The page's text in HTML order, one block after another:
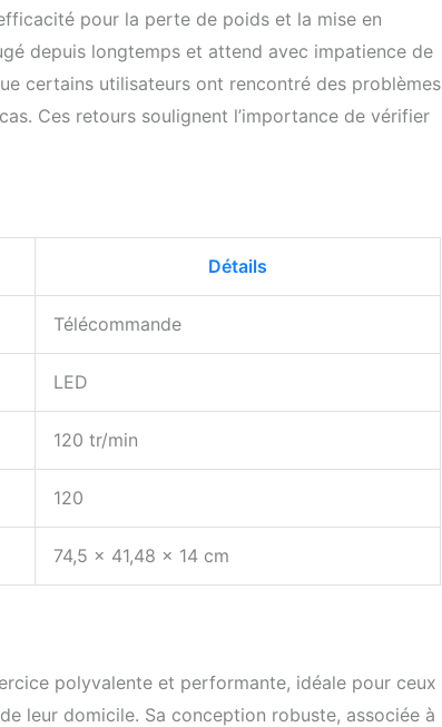
pour la perte de poids et la mise en
depuis longtemps et attend avec impatience de
certains utilisateurs ont rencontré des problèmes
Ces retours soulignent l’importance de vérifier
Détails
Télécommande
LED
120 tr/min
120
74,5 x 41,48 x 14 cm
polyvalente et performante, idéale pour ceux
leur domicile. Sa conception robuste, associée à